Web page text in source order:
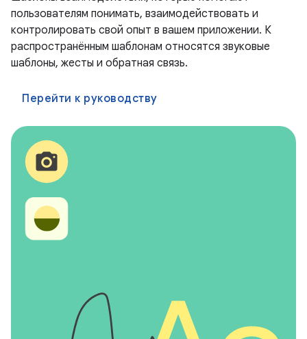
пользователям понимать, взаимодействовать и
контролировать свой опыт в вашем приложении. К
распространённым шаблонам относятся звуковые
шаблоны, жесты и обратная связь.
Перейти к руководству